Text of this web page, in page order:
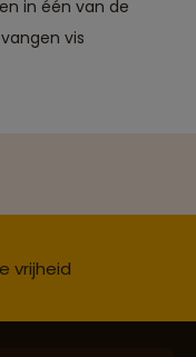
in één van de
vis
vrijheid